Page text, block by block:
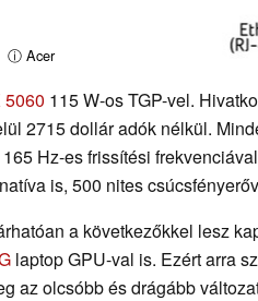
ⓘ Acer
5060 115 W-os TGP-vel.
2715 dollár adók nélkül.
Hz-es frissítési
is, 500 nites
a következőkkel lesz
laptop GPU-val is. Ezért arra
az olcsóbb és drágább